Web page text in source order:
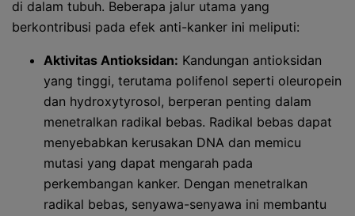
di dalam tubuh. Beberapa jalur utama yang
berkontribusi pada efek anti-kanker ini meliputi:
Aktivitas Antioksidan: Kandungan antioksidan
yang tinggi, terutama polifenol seperti oleuropein
dan hydroxytyrosol, berperan penting dalam
menetralkan radikal bebas. Radikal bebas dapat
menyebabkan kerusakan DNA dan memicu
mutasi yang dapat mengarah pada
perkembangan kanker. Dengan menetralkan
radikal bebas, senyawa-senyawa ini membantu